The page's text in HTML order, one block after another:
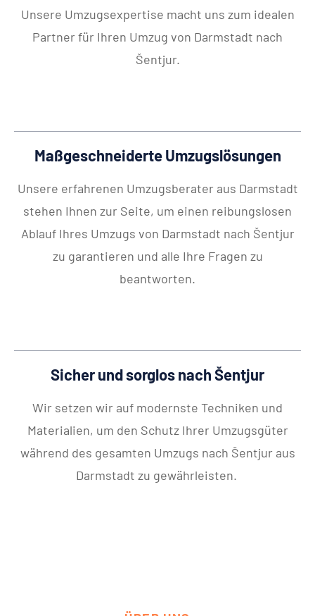
Unsere Umzugsexpertise macht uns zum idealen
Partner für Ihren Umzug von Darmstadt nach
Šentjur.
Maßgeschneiderte Umzugslösungen
Unsere erfahrenen Umzugsberater aus Darmstadt
stehen Ihnen zur Seite, um einen reibungslosen
Ablauf Ihres Umzugs von Darmstadt nach Šentjur
zu garantieren und alle Ihre Fragen zu
beantworten.
Sicher und sorglos nach Šentjur
Wir setzen wir auf modernste Techniken und
Materialien, um den Schutz Ihrer Umzugsgüter
während des gesamten Umzugs nach Šentjur aus
Darmstadt zu gewährleisten.